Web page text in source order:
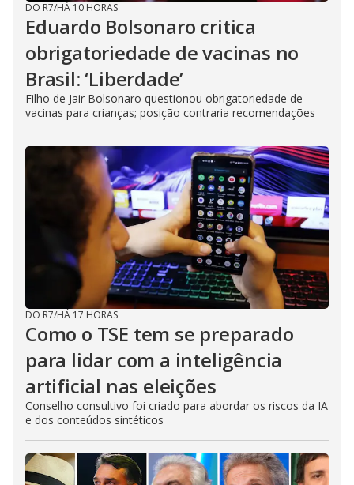
DO R7/HÁ 10 HORAS
Eduardo Bolsonaro critica
obrigatoriedade de vacinas no
Brasil: ‘Liberdade’
Filho de Jair Bolsonaro questionou obrigatoriedade de
vacinas para crianças; posição contraria recomendações
DO R7/HÁ 17 HORAS
Como o TSE tem se preparado
para lidar com a inteligência
artificial nas eleições
Conselho consultivo foi criado para abordar os riscos da IA
e dos conteúdos sintéticos